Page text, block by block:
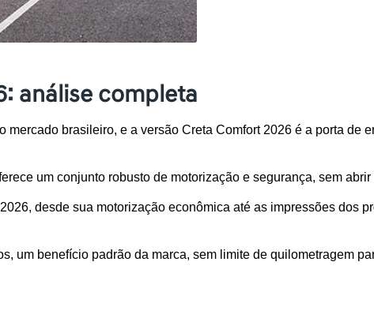
análise completa
mercado brasileiro, e a versão Creta Comfort 2026 é a porta de
um conjunto robusto de motorização e segurança, sem
desde sua motorização econômica até as impressões dos
um benefício padrão da marca, sem limite de quilometragem